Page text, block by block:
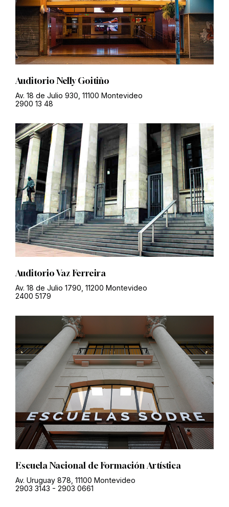
Auditorio Nelly Goitiño
Av. 18 de Julio 930, 11100 Montevideo
2900 13 48
Auditorio Vaz Ferreira
Av. 18 de Julio 1790, 11200 Montevideo
2400 5179
Escuela Nacional de Formación Artística
Av. Uruguay 878, 11100 Montevideo
2903 3143 - 2903 0661